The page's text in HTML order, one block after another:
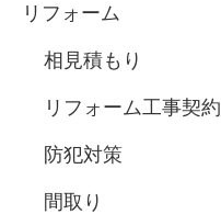
リフォーム
相見積もり
リフォーム工事契約
防犯対策
間取り